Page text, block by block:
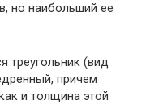
но наибольший ее
треугольник (вид
причем
и толщина этой